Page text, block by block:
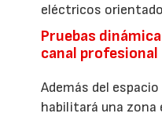
eléctricos
Pruebas
canal profesional
Además del
habilitará una zona